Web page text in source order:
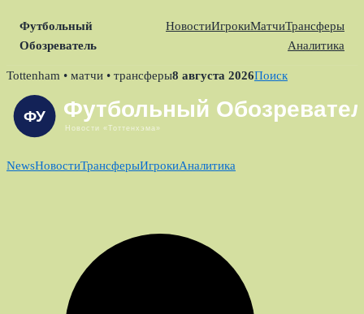
Футбольный
Обозреватель
НовостиИгрокиМатчиТрансферы
Аналитика
Skip
content
Tottenham • матчи • трансферы8 августа 2026Поиск
NewsНовостиТрансферыИгрокиАналитика